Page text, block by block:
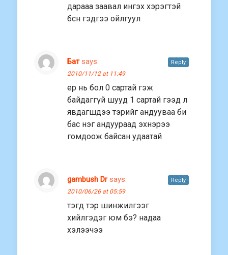
дарааа заавал ингэх хэрэгтэй
бсн гэдгээ ойлгуул
Бат says:
2010/11/12 at 11:49
ер нь бол 0 сартай гэж
байдаггүй шууд 1 сартай гээд л
явдагшдээ тэрийг андууваа би
бас нэг андуураад эхнэрээ
гомдоож байсан удаатай
Reply
gambush Dr says:
2010/06/26 at 05:59
тэгд тэр шинжилгээг
хийлгэдэг юм бэ? надаа
хэлээчээ
Reply